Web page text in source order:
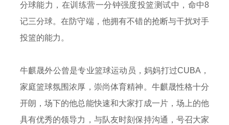
分球能力，在训练营一分钟强度投篮测试中，命中8
记三分球。在防守端，他拥有不错的抢断与干扰对手
投篮的能力。
牛麒晟外公曾是专业篮球运动员，妈妈打过CUBA，
家庭篮球氛围浓厚，崇尚体育精神。牛麒晟性格十分
开朗，场下的他总能快速和大家打成一片，场上的他
具有优秀的领导力，与队友时刻保持沟通，号召大家